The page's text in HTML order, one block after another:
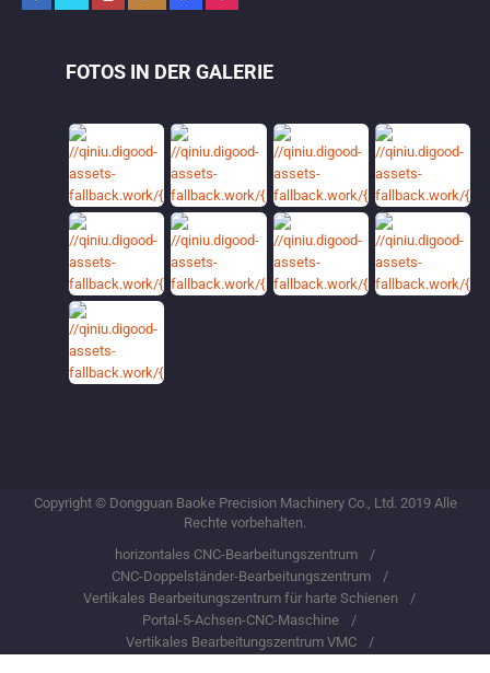
FOTOS IN DER GALERIE
Copyright © Dongguan Baoke Precision Machinery Co., Ltd. 2019 Alle
Rechte vorbehalten.
horizontales CNC-Bearbeitungszentrum
CNC-Doppelständer-Bearbeitungszentrum
Vertikales Bearbeitungszentrum für harte Schienen
Portal-5-Achsen-CNC-Maschine
Vertikales Bearbeitungszentrum VMC